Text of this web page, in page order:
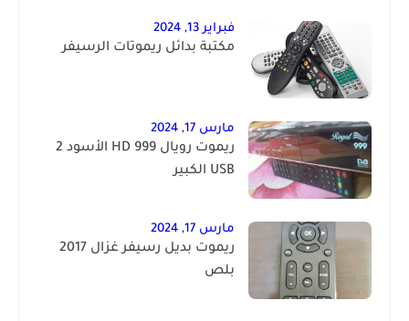
فبراير 13, 2024
مكتبة بدائل ريموتات الرسيفر
مارس 17, 2024
ريموت رويال 999 HD الأسود 2
USB الكبير
مارس 17, 2024
ريموت بديل رسيفر غزال 2017
بلص